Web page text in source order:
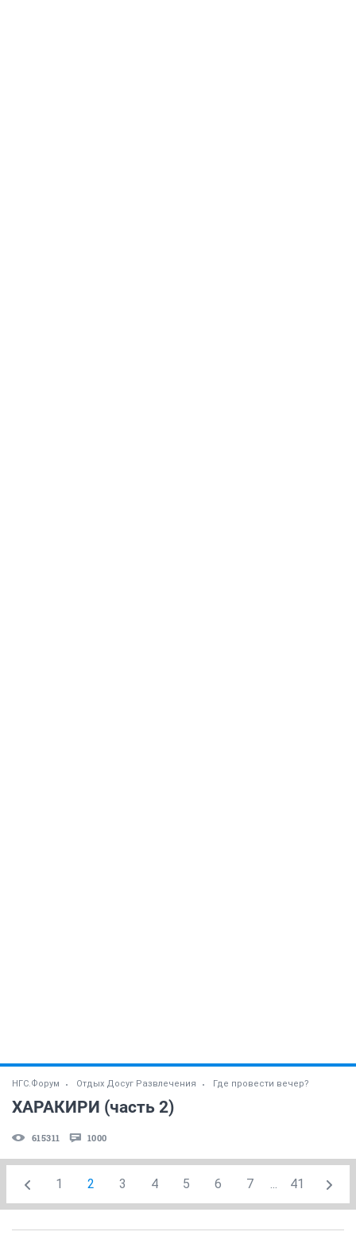
НГС.Форум Отдых Досуг Развлечения Где провести вечер?
ХАРАКИРИ (часть 2)
615311 1000
1 2 3 4 5 6 7 ... 41